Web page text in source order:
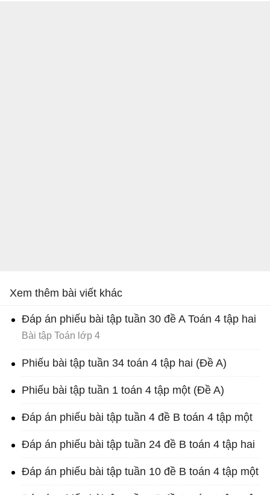
Xem thêm bài viết khác
Đáp án phiếu bài tập tuần 30 đề A Toán 4 tập hai
Bài tập Toán lớp 4
Phiếu bài tập tuần 34 toán 4 tập hai (Đề A)
Phiếu bài tập tuần 1 toán 4 tập một (Đề A)
Đáp án phiếu bài tập tuần 4 đề B toán 4 tập một
Đáp án phiếu bài tập tuần 24 đề B toán 4 tập hai
Đáp án phiếu bài tập tuần 10 đề B toán 4 tập một